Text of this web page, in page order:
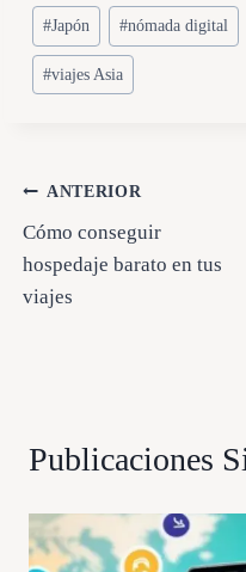
Etiquetas
de
la
#Japón #nómada digital
#viajes Asia
Navegación
de
entradas
ANTERIOR
Cómo conseguir
hospedaje barato en tus
viajes
Publicaciones